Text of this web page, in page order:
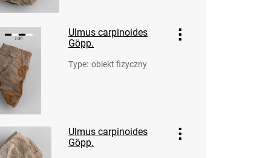
Ulmus carpinoides
Göpp.
Type: obiekt fizyczny
Ulmus carpinoides
Göpp.